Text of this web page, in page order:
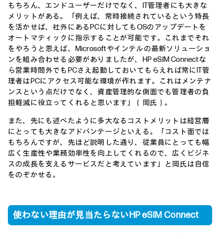
もちろん、エンドユーザーだけでなく、IT管理者にも大きな
メリットがある。「例えば、常時接続されているという特長
を活かせば、社外にあるPCに対してもOSのアップデートを
オートマティックに指示することが可能です。これまでそれ
をやろうと思えば、Microsoftやインテルの最新ソリューショ
ンを組み合わせる必要がありましたが、HP eSIM Connectな
ら営業時間外でもPCさえ起動しておいてもらえれば常にIT管
理者はPCにアクセス可能な環境が作れます。これはメンテナ
ンスという点だけでなく、資産管理的な側面でも管理者の負
担軽減に役立ってくれると思います」（岡氏）。
また、先にも述べたように多大なるコストメリットは経営層
にとっても大きなアドバンテージといえる。「コスト面では
もちろんですが、先ほど説明した通り、従業員にとっても幅
広く生産性や業務効率性を向上してくれるので、広くビジネ
スの成長を支えるサービスだと考えています」と岡氏は自信
をのぞかせる。
使わない理由が見当たらないHP eSIM Connect